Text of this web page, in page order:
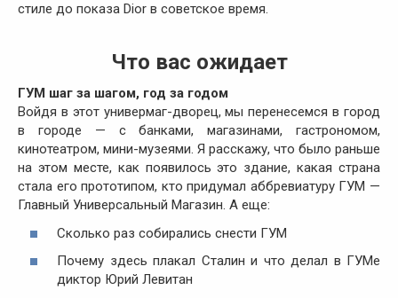
стиле до показа Dior в советское время.
Что вас ожидает
ГУМ шаг за шагом, год за годом
Войдя в этот универмаг-дворец, мы перенесемся в город
в городе — с банками, магазинами, гастрономом,
кинотеатром, мини-музеями. Я расскажу, что было раньше
на этом месте, как появилось это здание, какая страна
стала его прототипом, кто придумал аббревиатуру ГУМ —
Главный Универсальный Магазин. А еще:
Сколько раз собирались снести ГУМ
Почему здесь плакал Сталин и что делал в ГУМе
диктор Юрий Левитан